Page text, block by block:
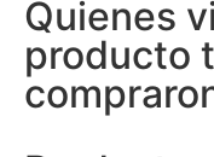
Quienes
producto